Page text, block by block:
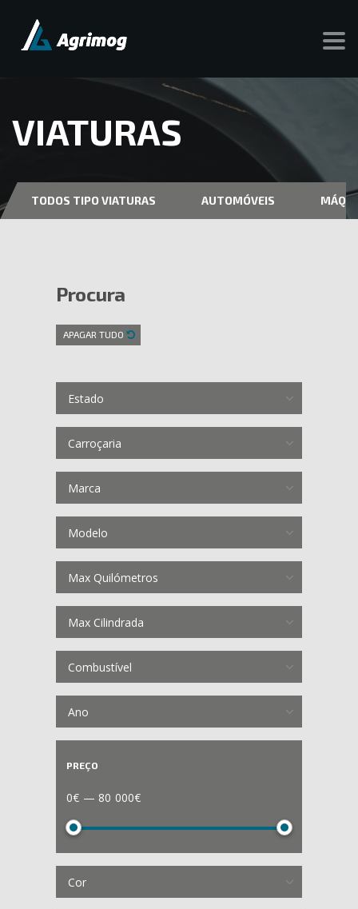
VIATURAS
TODOS TIPO VIATURAS AUTOMÓVEIS
Procura
APAGAR TUDO
Estado
Carroçaria
Marca
Modelo
Max Quilómetros
Max Cilindrada
Combustível
Ano
PREÇO
0€ — 80 000€
Cor